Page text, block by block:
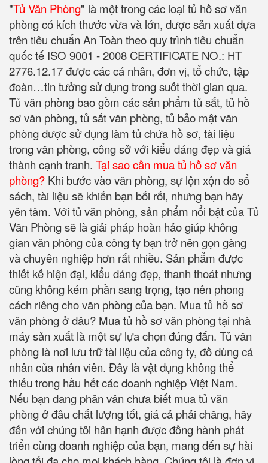
"Tủ Văn Phòng" là một trong các loại tủ hồ sơ văn
phòng có kích thước vừa và lớn, được sản xuất dựa
trên tiêu chuẩn An Toàn theo quy trình tiêu chuẩn
quốc tế ISO 9001 - 2008 CERTIFICATE NO.: HT
2776.12.17 được các cá nhân, đơn vị, tổ chức, tập
đoàn…tin tưởng sử dụng trong suốt thời gian qua.
Tủ văn phòng bao gồm các sản phẩm tủ sắt, tủ hồ
sơ văn phòng, tủ sắt văn phòng, tủ bảo mật văn
phòng được sử dụng làm tủ chứa hồ sơ, tài liệu
trong văn phòng, công sở với kiểu dáng đẹp và giá
thành cạnh tranh. Tại sao cần mua tủ hồ sơ văn
phòng? Khi bước vào văn phòng, sự lộn xộn do sổ
sách, tài liệu sẽ khiến bạn bối rối, nhưng bạn hãy
yên tâm. Với tủ văn phòng, sản phẩm nổi bật của Tủ
Văn Phòng sẽ là giải pháp hoàn hảo giúp không
gian văn phòng của công ty bạn trở nên gọn gàng
và chuyên nghiệp hơn rất nhiều. Sản phẩm được
thiết kế hiện đại, kiểu dáng đẹp, thanh thoát nhưng
cũng không kém phần sang trọng, tạo nên phong
cách riêng cho văn phòng của bạn. Mua tủ hồ sơ
văn phòng ở đâu? Mua tủ hồ sơ văn phòng tại nhà
máy sản xuất là một sự lựa chọn đúng đắn. Tủ văn
phòng là nơi lưu trữ tài liệu của công ty, đồ dùng cá
nhân của nhân viên. Đây là vật dụng không thể
thiếu trong hầu hết các doanh nghiệp Việt Nam.
Nếu bạn đang phân vân chưa biết mua tủ văn
phòng ở đâu chất lượng tốt, giá cả phải chăng, hãy
đến với chúng tôi hân hạnh được đồng hành phát
triển cùng doanh nghiệp của bạn, mang đến sự hài